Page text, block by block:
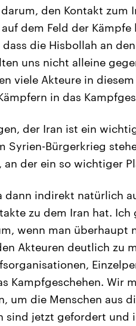
den Kontakt zum
dem Feld der
die Hisbollah an
uns nicht alleine
viele Akteure in
in das
der Iran ist ein
Syrien-Bürgerkrieg
an der ein so wichtiger
dann indirekt natürlich
zu dem Iran hat.
wenn man überhaupt
Akteuren deutlich zu
Kampfgeschehen. Wir
um die Menschen aus
sind jetzt gefordert und